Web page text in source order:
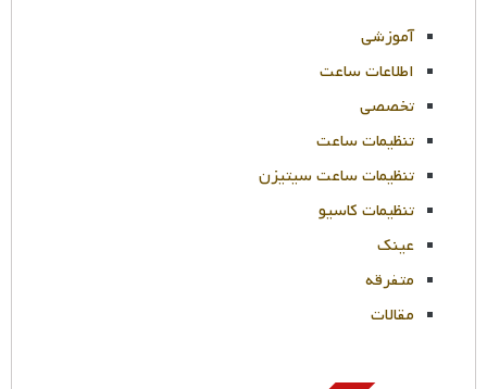
آموزشی
اطلاعات ساعت
تخصصی
تنظیمات ساعت
تنظیمات ساعت سیتیزن
تنظیمات کاسیو
عینک
متفرقه
مقالات